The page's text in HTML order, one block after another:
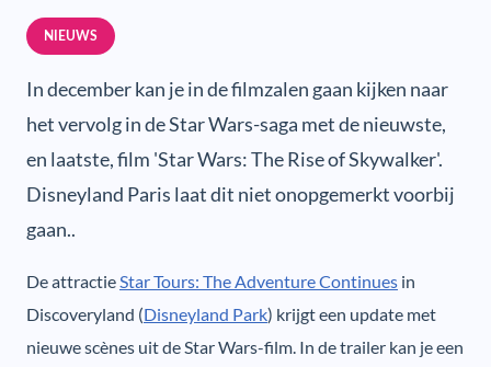
NIEUWS
In december kan je in de filmzalen gaan kijken naar
het vervolg in de Star Wars-saga met de nieuwste,
en laatste, film 'Star Wars: The Rise of Skywalker'.
Disneyland Paris laat dit niet onopgemerkt voorbij
gaan..
De attractieStar Tours: The Adventure Continues in
Discoveryland (Disneyland Park) krijgt een update met
nieuwe scènes uit de Star Wars-film. In de trailer kan je een